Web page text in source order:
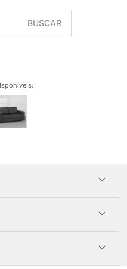
BUSCAR
: